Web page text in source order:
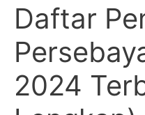
Daftar
2024